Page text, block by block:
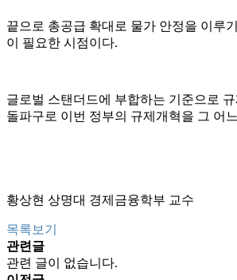
끝으로 총공급 확대로 물가 안정을 이루
이 필요한 시점이다.
글로벌 스탠더드에 부합하는 기준으로
돌파구로 이번 정부의 규제개혁을 그 어
황상현 상명대 경제금융학부 교수
목록보기
관련글
관련 글이 없습니다.